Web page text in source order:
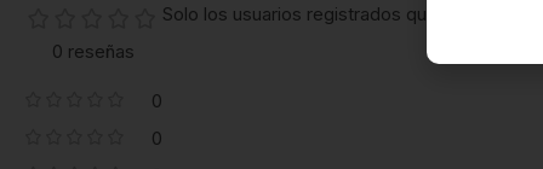
0 reseñas
0
0
Solo los usuarios registrados que hayan